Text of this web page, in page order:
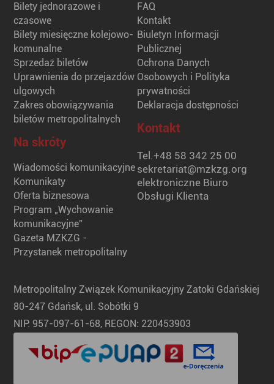
Bilety jednorazowe i
czasowe
Bilety miesięczne kolejowo-
komunalne
Sprzedaż biletów
Uprawnienia do przejazdów
ulgowych
Zakres obowiązywania
biletów metropolitalnych
Na skróty
Wiadomości komunikacyjne
Komunikaty
Oferta biznesowa
Program „Wychowanie
komunikacyjne”
Gazeta MZKZG -
Przystanek metropolitalny
FAQ
Kontakt
Biuletyn Informacji
Publicznej
Ochrona Danych
Osobowych i Polityka
prywatności
Deklaracja dostępności
Kontakt
Tel.+48 58 342 25 00
sekretariat@mzkzg.org
elektroniczne Biuro
Obsługi Klienta
Metropolitalny Związek Komunikacyjny Zatoki Gdańskiej
80-247 Gdańsk, ul. Sobótki 9
NIP: 957-097-61-68, REGON: 220453903